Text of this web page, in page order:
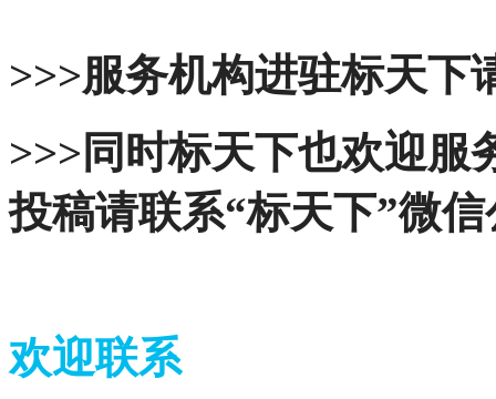
>>>服务机构进驻标天下
>>>同时标天下也欢迎服
投稿请联系“标天下”微
欢迎联系